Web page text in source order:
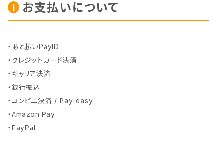
お支払いについて
・あと払いPayID
・クレジットカード決済
・キャリア決済
・銀行振込
・コンビニ決済 / Pay-easy
・Amazon Pay
・PayPal